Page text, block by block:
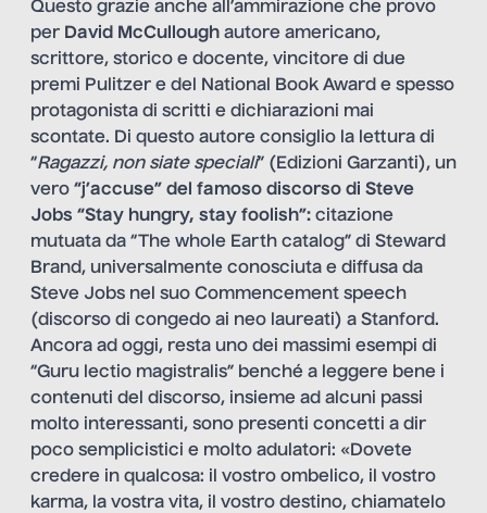
Questo grazie anche all’ammirazione che provo
per David McCullough autore americano,
scrittore, storico e docente, vincitore di due
premi Pulitzer e del National Book Award e spesso
protagonista di scritti e dichiarazioni mai
scontate. Di questo autore consiglio la lettura di
“Ragazzi, non siate speciali” (Edizioni Garzanti), un
vero “j’accuse” del famoso discorso di Steve
Jobs “Stay hungry, stay foolish”: citazione
mutuata da “The whole Earth catalog” di Steward
Brand, universalmente conosciuta e diffusa da
Steve Jobs nel suo Commencement speech
(discorso di congedo ai neo laureati) a Stanford.
Ancora ad oggi, resta uno dei massimi esempi di
“Guru lectio magistralis” benché a leggere bene i
contenuti del discorso, insieme ad alcuni passi
molto interessanti, sono presenti concetti a dir
poco semplicistici e molto adulatori: «Dovete
credere in qualcosa: il vostro ombelico, il vostro
karma, la vostra vita, il vostro destino, chiamatelo